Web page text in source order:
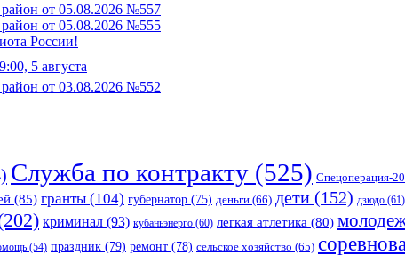
от 05.08.2026 №557
от 05.08.2026 №555
России!
5 августа
от 03.08.2026 №552
Служба по контракту (525) Спецоперация-
(85) гранты (104) губернатор (75) деньги (66) дети (152) дзюдо (61)
криминал (93) кубаньэнерго (60) легкая атлетика (80)
(54) праздник (79) ремонт (78) сельское хозяйство (65)